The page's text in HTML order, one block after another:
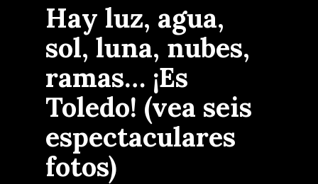
Hay luz, agua,
sol, luna, nubes,
ramas… ¡Es
Toledo! (vea seis
espectaculares
fotos)